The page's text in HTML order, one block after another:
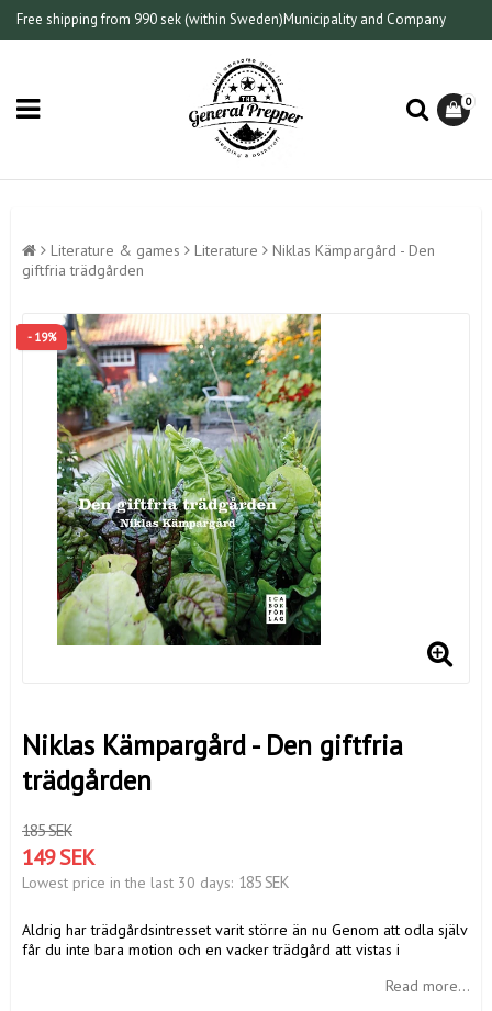
Free shipping from 990 sek (within Sweden)Municipality and Company
0
Literature & games Literature
Niklas Kämpargård - Den
giftfria trädgården
- 19%
Niklas Kämpargård - Den giftfria
trädgården
185 SEK
149 SEK
Lowest price in the last 30 days 185 SEK
Aldrig har trädgårdsintresset varit större än nu Genom att odla själv
får du inte bara motion och en vacker trädgård att vistas i
Read more...